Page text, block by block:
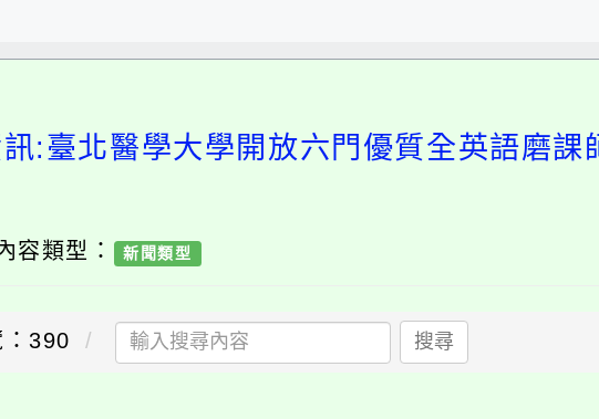
:臺北醫學大學開放六門優質全英語磨課
容類型： 新聞類型
：390 搜尋